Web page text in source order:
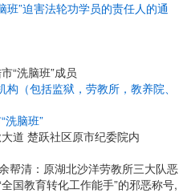
班”迫害法轮功学员的责任人的通
“洗脑班”成员
构（包括监狱，劳教所，教养院、
洗脑班”
道 楚跃社区原市纪委院内
帮清：原湖北沙洋劳教所三大队恶
国教育转化工作能手”的邪恶称号,